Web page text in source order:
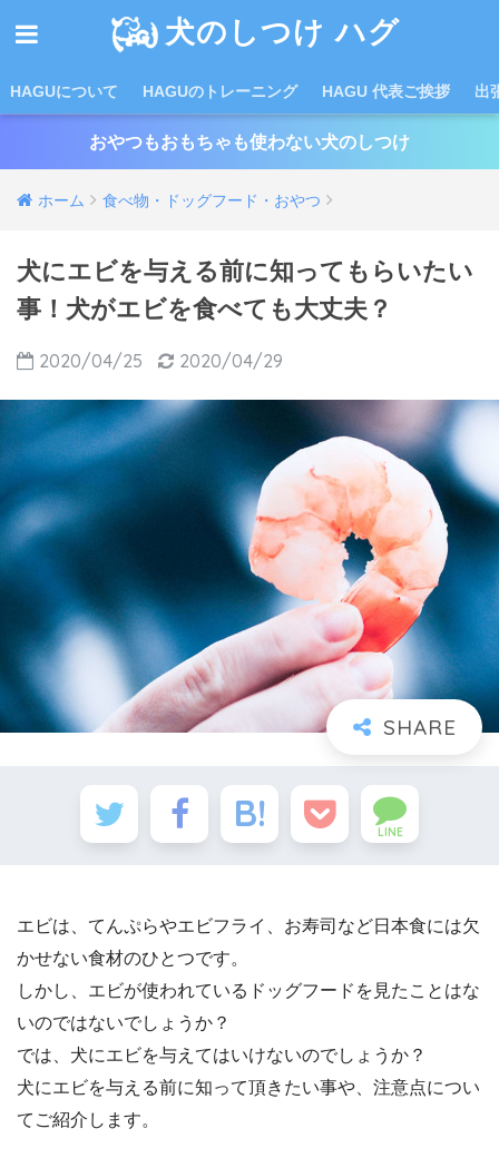
犬のしつけ ハグ
HAGUについて HAGUのトレーニング HAGU 代表ご挨拶 出
おやつもおもちゃも使わない犬のしつけ
ホーム 食べ物・ドッグフード・おやつ
犬にエビを与える前に知ってもらいたい
事！犬がエビを食べても大丈夫？
2020/04/25 2020/04/29
LINE
エビは、てんぷらやエビフライ、お寿司など日本食には欠
かせない食材のひとつです。
しかし、エビが使われているドッグフードを見たことはな
いのではないでしょうか？
では、犬にエビを与えてはいけないのでしょうか？
犬にエビを与える前に知って頂きたい事や、注意点につい
てご紹介します。